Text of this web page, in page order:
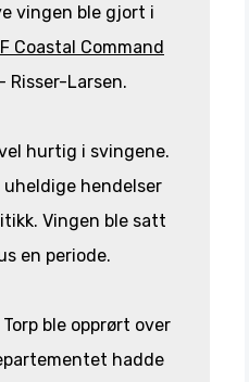
vingen ble gjort i
Coastal Command
Risser-Larsen.
hurtig i svingene.
hendelser
Vingen ble satt
en periode.
ble opprørt over
hadde